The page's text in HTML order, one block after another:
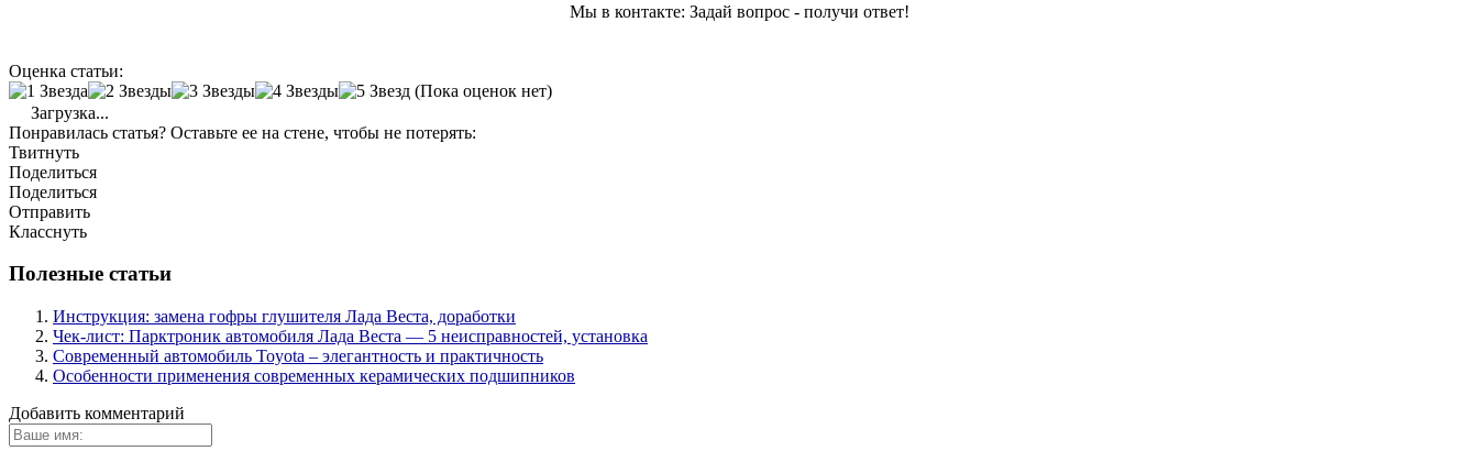
Мы в контакте: Задай вопрос - получи ответ!
Оценка статьи:
(Пока оценок нет)
Загрузка...
Понравилась статья? Оставьте ее на стене, чтобы не потерять:
Твитнуть
Поделиться
Поделиться
Отправить
Класснуть
Полезные статьи
Инструкция: замена гофры глушителя Лада Веста, доработки
Чек-лист: Парктроник автомобиля Лада Веста — 5 неисправностей, установка
Современный автомобиль Toyota – элегантность и практичность
Особенности применения современных керамических подшипников
Добавить комментарий